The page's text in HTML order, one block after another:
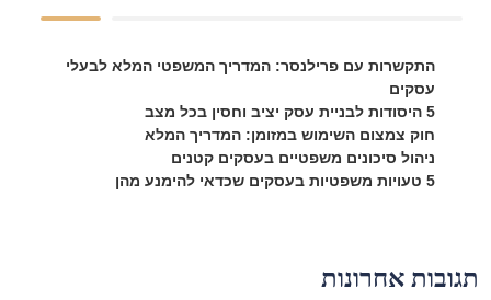
התקשרות עם פרילנסר: המדריך המשפטי המלא לבעלי
עסקים
5 היסודות לבניית עסק יציב וחסין בכל מצב
חוק צמצום השימוש במזומן: המדריך המלא
ניהול סיכונים משפטיים בעסקים קטנים
5 טעויות משפטיות בעסקים שכדאי להימנע מהן
תגובות אחרונות